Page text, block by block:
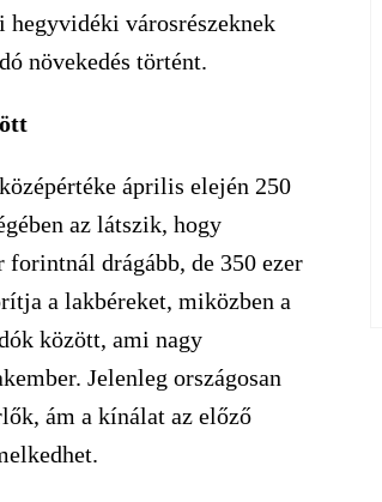
városrészeknek
növekedés történt.
április elején 250
az látszik, hogy
forintnál drágább, de 350 ezer
a lakbéreket, miközben a
között, ami nagy
Jelenleg országosan
ám a kínálat az előző